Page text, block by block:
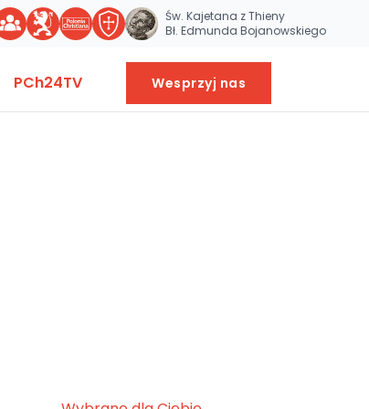
Św. Kajetana z Thieny
Bł. Edmunda Bojanowskiego
PCh24TV Wesprzyj nas